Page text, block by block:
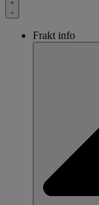
Frakt info